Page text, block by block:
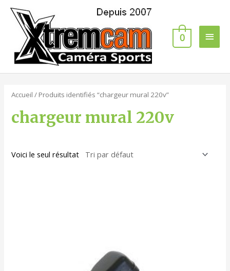
0
Accueil / Produits identifiés “chargeur mural 220v”
chargeur mural 220v
Voici le seul résultat